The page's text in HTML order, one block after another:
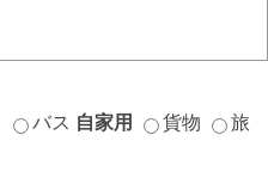
バス 自家用 貨物
旅